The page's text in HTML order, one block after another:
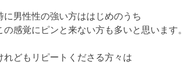
に男性性の強い方ははじめのうち
の感覚にピンと来ない方も多いと思います。
れどもリピートくださる方々は